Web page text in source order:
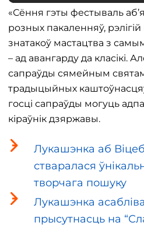
«Сёння гэты фестываль
розных пакаленняў,
знатакоў мастацтва з
– ад авангарду да класікі.
сапраўды сямейным
традыцыйных
госці сапраўды могуць
кіраўнік дзяржавы.
Лукашэнка аб
стваралася
творчага пошуку
Лукашэнка
прысутнасць на